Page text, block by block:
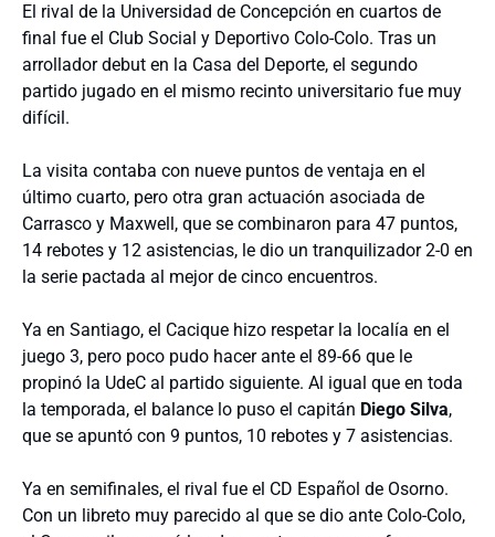
El rival de la Universidad de Concepción en cuartos de
final fue el Club Social y Deportivo Colo-Colo. Tras un
arrollador debut en la Casa del Deporte, el segundo
partido jugado en el mismo recinto universitario fue muy
difícil.
La visita contaba con nueve puntos de ventaja en el
último cuarto, pero otra gran actuación asociada de
Carrasco y Maxwell, que se combinaron para 47 puntos,
14 rebotes y 12 asistencias, le dio un tranquilizador 2-0 en
la serie pactada al mejor de cinco encuentros.
Ya en Santiago, el Cacique hizo respetar la localía en el
juego 3, pero poco pudo hacer ante el 89-66 que le
propinó la UdeC al partido siguiente. Al igual que en toda
la temporada, el balance lo puso el capitán Diego Silva,
que se apuntó con 9 puntos, 10 rebotes y 7 asistencias.
Ya en semifinales, el rival fue el CD Español de Osorno.
Con un libreto muy parecido al que se dio ante Colo-Colo,